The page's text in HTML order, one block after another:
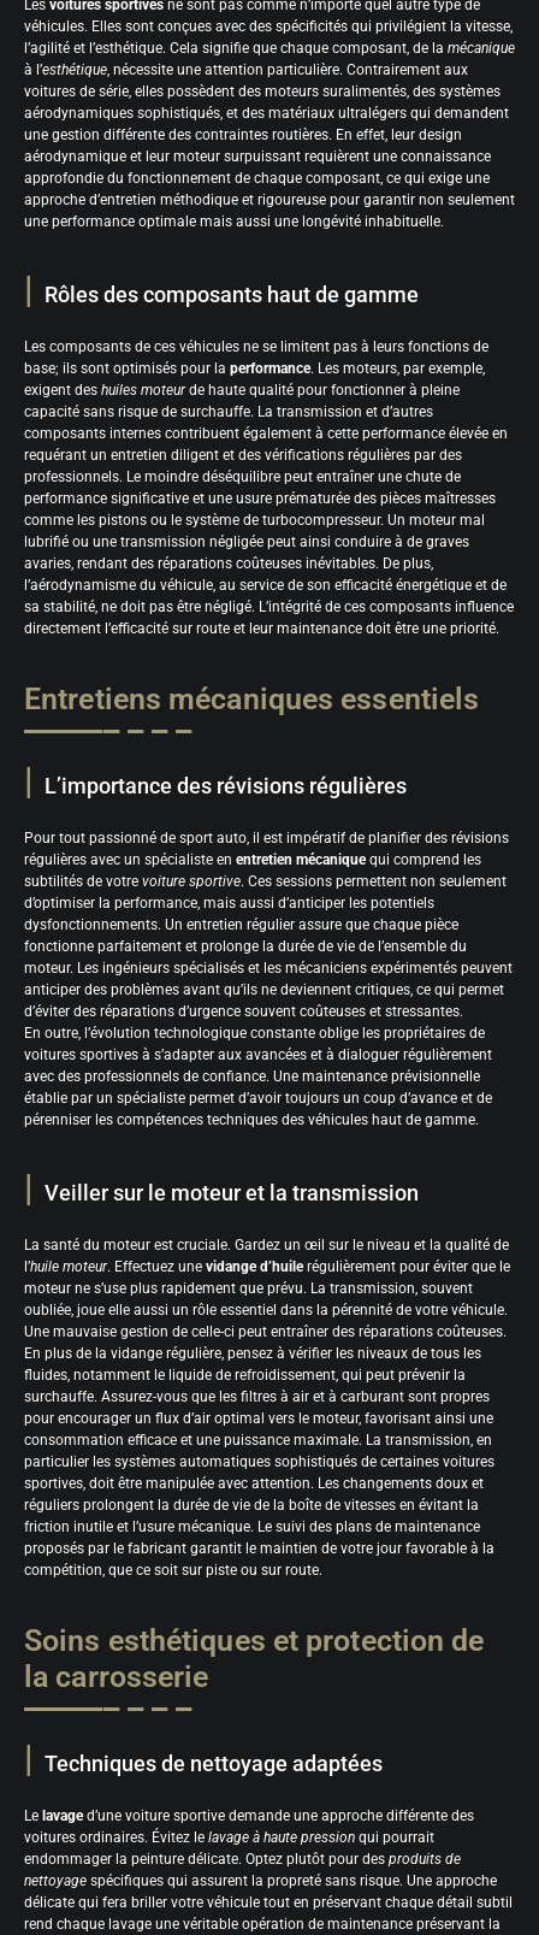
Les voitures sportives ne sont pas comme n’importe quel autre type de
véhicules. Elles sont conçues avec des spécificités qui privilégient la vitesse,
l’agilité et l’esthétique. Cela signifie que chaque composant, de la mécanique
à l’esthétique, nécessite une attention particulière. Contrairement aux
voitures de série, elles possèdent des moteurs suralimentés, des systèmes
aérodynamiques sophistiqués, et des matériaux ultralégers qui demandent
une gestion différente des contraintes routières. En effet, leur design
aérodynamique et leur moteur surpuissant requièrent une connaissance
approfondie du fonctionnement de chaque composant, ce qui exige une
approche d’entretien méthodique et rigoureuse pour garantir non seulement
une performance optimale mais aussi une longévité inhabituelle.
Rôles des composants haut de gamme
Les composants de ces véhicules ne se limitent pas à leurs fonctions de
base; ils sont optimisés pour la performance. Les moteurs, par exemple,
exigent des huiles moteurde haute qualité pour fonctionner à pleine
capacité sans risque de surchauffe. La transmission et d’autres
composants internes contribuent également à cette performance élevée en
requérant un entretien diligent et des vérifications régulières par des
professionnels. Le moindre déséquilibre peut entraîner une chute de
performance significative et une usure prématurée des pièces maîtresses
comme les pistons ou le système de turbocompresseur. Un moteur mal
lubrifié ou une transmission négligée peut ainsi conduire à de graves
avaries, rendant des réparations coûteuses inévitables. De plus,
l’aérodynamisme du véhicule, au service de son efficacité énergétique et de
sa stabilité, ne doit pas être négligé. L’intégrité de ces composants influence
directement l’efficacité sur route et leur maintenance doit être une priorité.
Entretiens mécaniques essentiels
L’importance des révisions régulières
Pour tout passionné de sport auto, il est impératif de planifier des révisions
régulières avec un spécialiste en entretien mécaniquequi comprend les
subtilités de votre voiture sportive. Ces sessions permettent non seulement
d’optimiser la performance, mais aussi d’anticiper les potentiels
dysfonctionnements. Un entretien régulier assure que chaque pièce
fonctionne parfaitement et prolonge la durée de vie de l’ensemble du
moteur. Les ingénieurs spécialisés et les mécaniciens expérimentés peuvent
anticiper des problèmes avant qu’ils ne deviennent critiques, ce qui permet
d’éviter des réparations d’urgence souvent coûteuses et stressantes.
En outre, l’évolution technologique constante oblige les propriétaires de
voitures sportives à s’adapter aux avancées et à dialoguer régulièrement
avec des professionnels de confiance. Une maintenance prévisionnelle
établie par un spécialiste permet d’avoir toujours un coup d’avance et de
pérenniser les compétences techniques des véhicules haut de gamme.
Veiller sur le moteur et la transmission
La santé du moteur est cruciale. Gardez un œil sur le niveau et la qualité de
l’huile moteur. Effectuez une vidange d’huilerégulièrement pour éviter que le
moteur ne s’use plus rapidement que prévu. La transmission, souvent
oubliée, joue elle aussi un rôle essentiel dans la pérennité de votre véhicule.
Une mauvaise gestion de celle-ci peut entraîner des réparations coûteuses.
En plus de la vidange régulière, pensez à vérifier les niveaux de tous les
fluides, notamment le liquide de refroidissement, qui peut prévenir la
surchauffe. Assurez-vous que les filtres à air et à carburant sont propres
pour encourager un flux d’air optimal vers le moteur, favorisant ainsi une
consommation efficace et une puissance maximale. La transmission, en
particulier les systèmes automatiques sophistiqués de certaines voitures
sportives, doit être manipulée avec attention. Les changements doux et
réguliers prolongent la durée de vie de la boîte de vitesses en évitant la
friction inutile et l’usure mécanique. Le suivi des plans de maintenance
proposés par le fabricant garantit le maintien de votre jour favorable à la
compétition, que ce soit sur piste ou sur route.
Soins esthétiques et protection de
la carrosserie
Techniques de nettoyage adaptées
Le lavaged’une voiture sportive demande une approche différente des
voitures ordinaires. Évitez le lavage à haute pression qui pourrait
endommager la peinture délicate. Optez plutôt pour des produits de
nettoyage spécifiques qui assurent la propreté sans risque. Une approche
délicate qui fera briller votre véhicule tout en préservant chaque détail subtil
rend chaque lavage une véritable opération de maintenance préservant la